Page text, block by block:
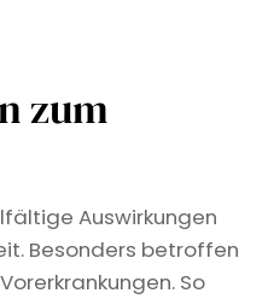
zum
Auswirkungen
Besonders betroffen
So